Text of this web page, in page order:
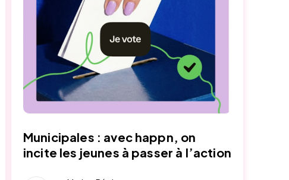
Municipales : avec happn, on
incite les jeunes à passer à l’action